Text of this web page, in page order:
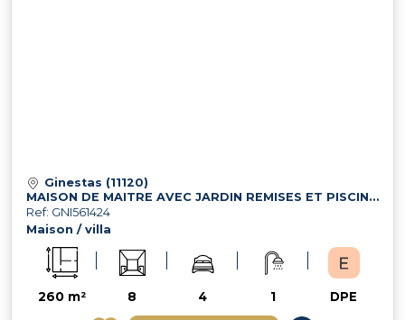
Ginestas (11120)
MAISON DE MAITRE AVEC JARDIN REMISES ET PISCINE PROCHE DE GINEST
Ref: GNI561424
Maison / villa
260 m² 8 4 1 DPE